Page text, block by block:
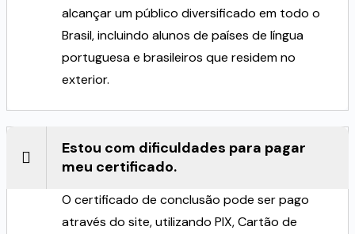
alcançar um público diversificado em todo o
Brasil, incluindo alunos de países de língua
portuguesa e brasileiros que residem no
exterior.
Estou com dificuldades para pagar
meu certificado.
O certificado de conclusão pode ser pago
através do site, utilizando PIX, Cartão de